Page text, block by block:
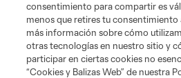
consentimiento para compartir es
menos que retires tu consentimiento
más información sobre cómo
otras tecnologías en nuestro sitio y
participar en ciertas cookies no
“Cookies y Balizas Web” de nuestra